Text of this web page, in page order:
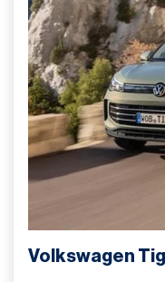
Volkswagen